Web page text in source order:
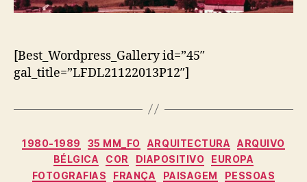
[Best_Wordpress_Gallery id=”45″
gal_title=”LFDL21122013P12″]
Categorias
1980-1989 35 MM_FO ARQUITECTURA
ARQUIVO
BÉLGICA
COR DIAPOSITIVO
EUROPA
FOTOGRAFIAS
FRANÇA PAISAGEM
PESSOAS